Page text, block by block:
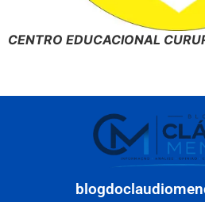
CENTRO EDUCACIONAL